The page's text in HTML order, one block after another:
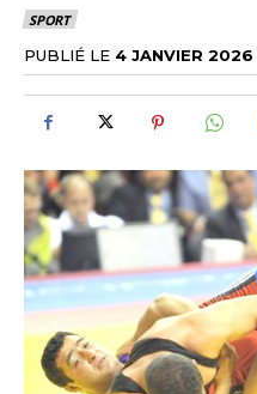
SPORT
PUBLIÉ LE 4 JANVIER 2026